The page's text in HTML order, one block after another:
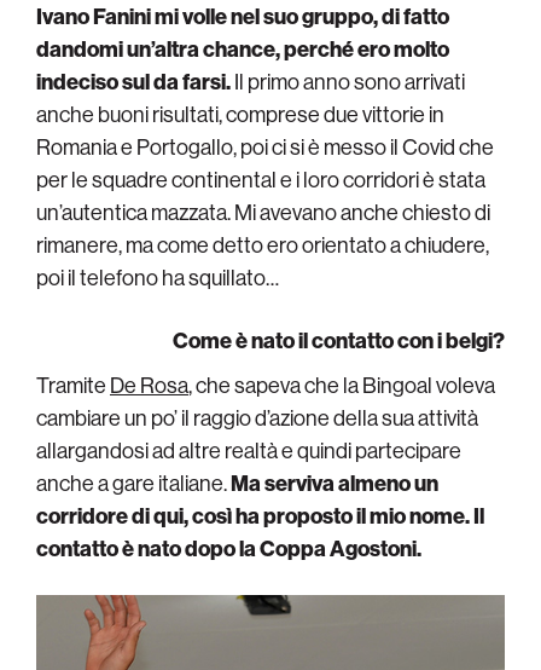
Ivano Fanini mi volle nel suo gruppo, di fatto
dandomi un’altra chance, perché ero molto
indeciso sul da farsi.Il primo anno sono arrivati
anche buoni risultati, comprese due vittorie in
Romania e Portogallo, poi ci si è messo il Covid che
per le squadre continental e i loro corridori è stata
un’autentica mazzata. Mi avevano anche chiesto di
rimanere, ma come detto ero orientato a chiudere,
poi il telefono ha squillato…
Come è nato il contatto con i belgi?
Tramite De Rosa, che sapeva che la Bingoal voleva
cambiare un po’ il raggio d’azione della sua attività
allargandosi ad altre realtà e quindi partecipare
anche a gare italiane.Maserviva almeno un
corridore di qui, così ha proposto il mio nome. Il
contatto è nato dopo la Coppa Agostoni.